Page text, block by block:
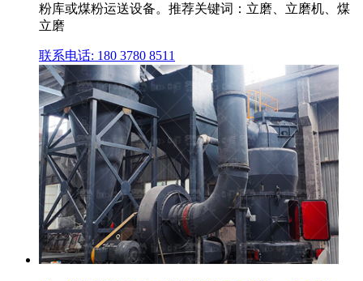
粉库或煤粉运送设备。推荐关键词：立磨、立磨机、煤
立磨
联系电话: 180 3780 8511